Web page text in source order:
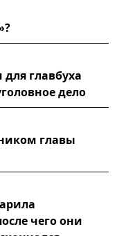
главбуха
дело
главы
чего они